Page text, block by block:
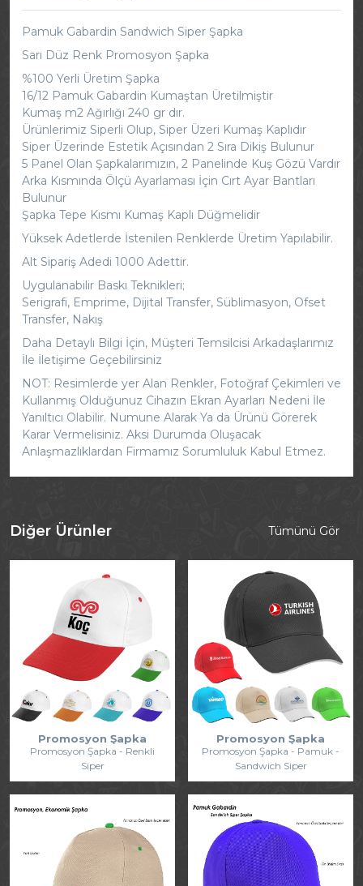
Pamuk Gabardin Sandwich Siper Şapka
Sarı Düz Renk Promosyon Şapka
%100 Yerli Üretim Şapka
16/12 Pamuk Gabardin Kumaştan Üretilmiştir
Kumaş m2 Ağırlığı 240 gr dır.
Ürünlerimiz Siperli Olup, Siper Üzeri Kumaş Kaplıdır
Siper Üzerinde Estetik Açısından 2 Sıra Dikiş Bulunur
5 Panel Olan Şapkalarımızın, 2 Panelinde Kuş Gözü Vardır
Arka Kısmında Ölçü Ayarlaması İçin Cırt Ayar Bantları
Bulunur
Şapka Tepe Kısmı Kumaş Kaplı Düğmelidir
Yüksek Adetlerde İstenilen Renklerde Üretim Yapılabilir.
Alt Sipariş Adedi 1000 Adettir.
Uygulanabilir Baskı Teknikleri;
Serigrafi, Emprime, Dijital Transfer, Süblimasyon, Ofset
Transfer, Nakış
Daha Detaylı Bilgi İçin, Müşteri Temsilcisi Arkadaşlarımız
İle İletişime Geçebilirsiniz
NOT: Resimlerde yer Alan Renkler, Fotoğraf Çekimleri ve
Kullanmış Olduğunuz Cihazın Ekran Ayarları Nedeni İle
Yanıltıcı Olabilir. Numune Alarak Ya da Ürünü Görerek
Karar Vermelisiniz. Aksi Durumda Oluşacak
Anlaşmazlıklardan Firmamız Sorumluluk Kabul Etmez.
Diğer Ürünler Tümünü Gör
Promosyon Şapka
Promosyon Şapka - Renkli
Siper
Promosyon Şapka
Promosyon Şapka - Pamuk -
Sandwich Siper